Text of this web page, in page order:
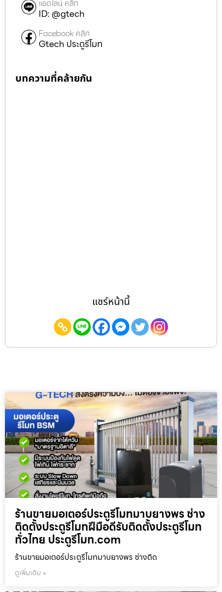
แอดไลน์ คลิก
ID: @gtech
Facebook คลิก
Gtech ประตูรีโมท
บทความที่คล้ายกัน
แชร์หน้านี้
ร้านขายมอเตอร์ประตูรีโมทมาบยางพร ช่าง
ติดตั้งประตูรีโมทฝีมือดีรับติดตั้งประตูรีโมท
ทั่วไทย ประตูรีโมท.com
ร้านขายมอเตอร์ประตูรีโมทมาบยางพร ช่างติด
ดูเพิ่มเติม »